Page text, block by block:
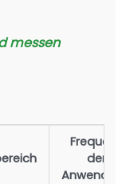
messen
Frequenz
der